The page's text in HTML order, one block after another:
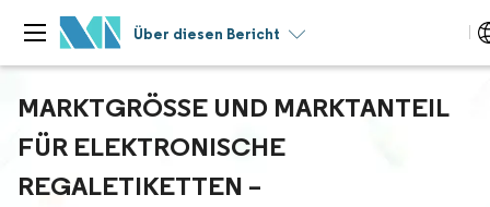
Über diesen Bericht
MARKTGRÖSSE UND MARKTANTEIL F
ÜR ELEKTRONISCHE R
EGALETIKETTEN – W